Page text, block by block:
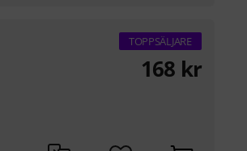
TOPPSÄLJARE
168 kr